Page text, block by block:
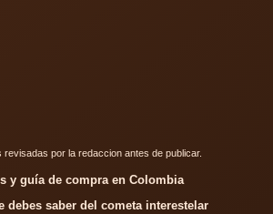
por la redaccion antes de publicar.
y guía de compra en Colombia
debes saber del cometa interestelar